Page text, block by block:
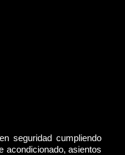
seguridad cumpliendo
acondicionado, asientos